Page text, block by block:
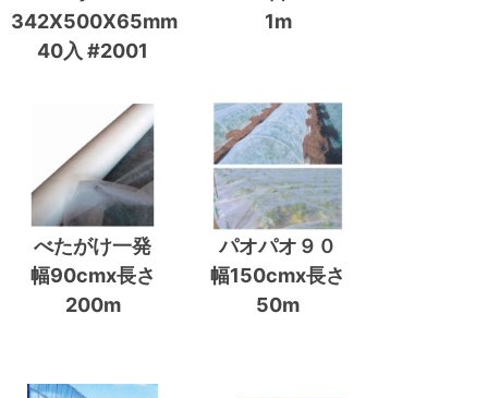
342X500X65mm
40入 #2001
1m
べたがけ一発
幅90cmx長さ
200m
パオパオ９０
幅150cmx長さ
50m